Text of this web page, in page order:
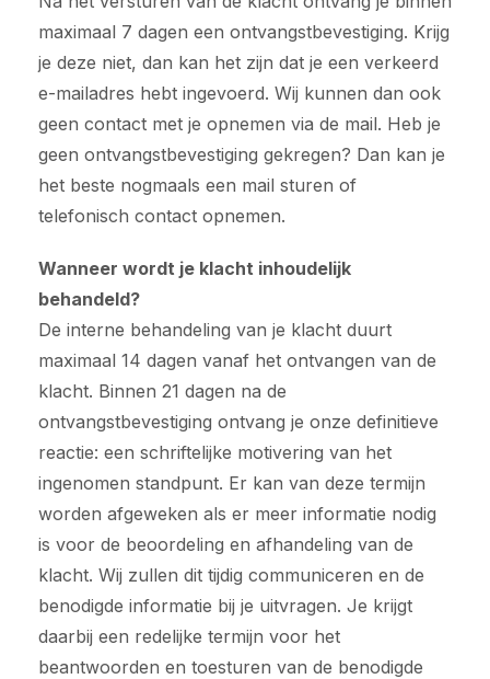
maximaal 7 dagen een ontvangstbevestiging. Krijg
je deze niet, dan kan het zijn dat je een verkeerd
e-mailadres hebt ingevoerd. Wij kunnen dan ook
geen contact met je opnemen via de mail. Heb je
geen ontvangstbevestiging gekregen? Dan kan je
het beste nogmaals een mail sturen of
telefonisch contact opnemen.
Wanneer wordt je klacht inhoudelijk
behandeld?
De interne behandeling van je klacht duurt
maximaal 14 dagen vanaf het ontvangen van de
klacht. Binnen 21 dagen na de
ontvangstbevestiging ontvang je onze definitieve
reactie: een schriftelijke motivering van het
ingenomen standpunt. Er kan van deze termijn
worden afgeweken als er meer informatie nodig
is voor de beoordeling en afhandeling van de
klacht. Wij zullen dit tijdig communiceren en de
benodigde informatie bij je uitvragen. Je krijgt
daarbij een redelijke termijn voor het
beantwoorden en toesturen van de benodigde